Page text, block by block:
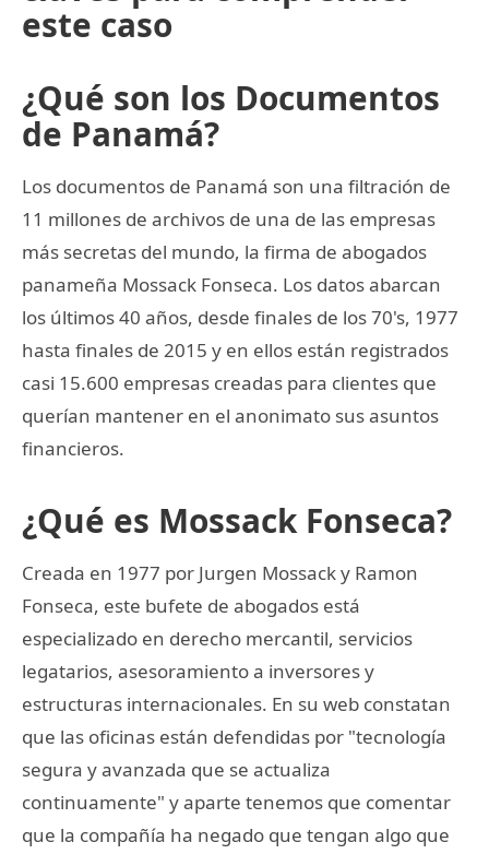
este caso
¿Qué son los Documentos
de Panamá?
Los documentos de Panamá son una filtración de
11 millones de archivos de una de las empresas
más secretas del mundo, la firma de abogados
panameña Mossack Fonseca. Los datos abarcan
los últimos 40 años, desde finales de los 70's, 1977
hasta finales de 2015 y en ellos están registrados
casi 15.600 empresas creadas para clientes que
querían mantener en el anonimato sus asuntos
financieros.
¿Qué es Mossack Fonseca?
Creada en 1977 por Jurgen Mossack y Ramon
Fonseca, este bufete de abogados está
especializado en derecho mercantil, servicios
legatarios, asesoramiento a inversores y
estructuras internacionales. En su web constatan
que las oficinas están defendidas por "tecnología
segura y avanzada que se actualiza
continuamente" y aparte tenemos que comentar
que la compañía ha negado que tengan algo que